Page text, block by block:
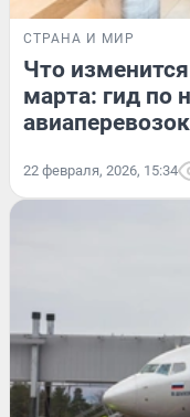
СТРАНА И МИР
Что
марта: гид по
авиаперевозок
22 февраля, 2026, 15:34